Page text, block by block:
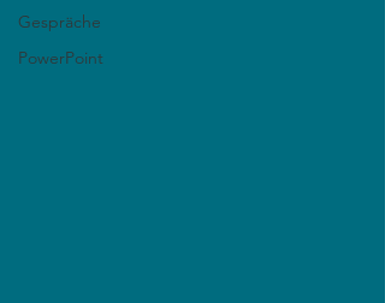
Gespräche
PowerPoint